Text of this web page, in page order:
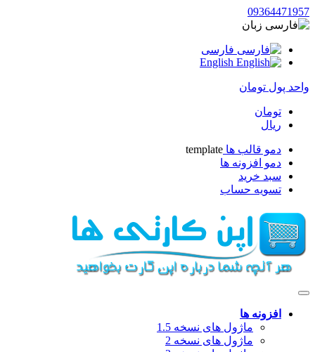
09364471957
زبان
فارسی
واحد پول تومان
تومان
ریال
دمو قالب ها template
دمو افزونه ها
سبد خرید
تسویه حساب
افزونه ها
ماژول های نسخه 1.5
ماژول های نسخه 2